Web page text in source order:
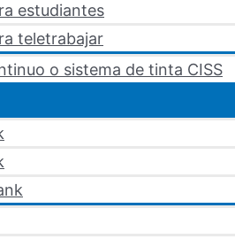
estudiantes
teletrabajar
o sistema de tinta CISS